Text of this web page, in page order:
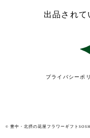
出品されて
プライバシーポ
© 豊中・北摂の花屋フラワーギフト